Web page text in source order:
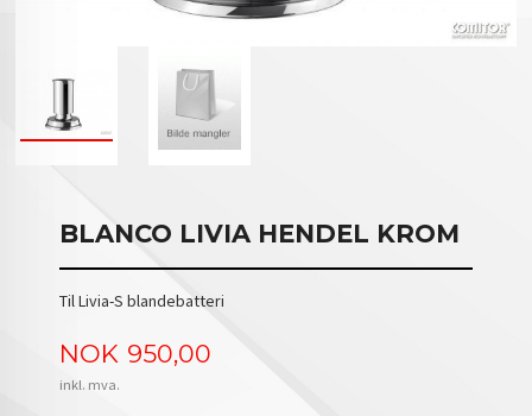
BLANCO LIVIA HENDEL KROM
Til Livia-S blandebatteri
Pris
NOK 950,00
inkl. mva.